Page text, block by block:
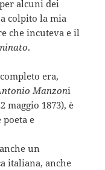
alcuni dei
colpito la mia
che incuteva e il
.
era,
Manzoni
maggio 1873), è
e
un
italiana, anche